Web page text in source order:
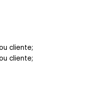
cliente;
cliente;